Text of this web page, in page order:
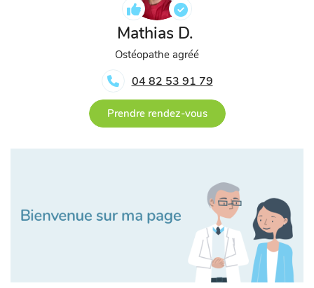
Mathias D.
Ostéopathe agréé
04 82 53 91 79
Prendre rendez-vous